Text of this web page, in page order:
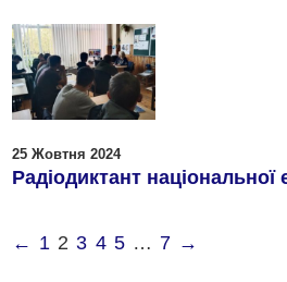
25 Жовтня 2024
Радіодиктант національної
← 1 2 3 4 5 … 7 →